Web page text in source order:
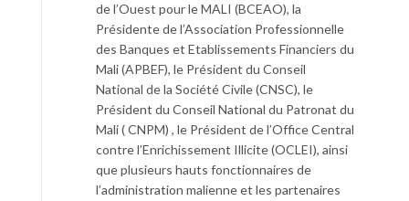
de l’Ouest pour le MALI (BCEAO), la
Présidente de l’Association Professionnelle
des Banques et Etablissements Financiers du
Mali (APBEF), le Président du Conseil
National de la Société Civile (CNSC), le
Président du Conseil National du Patronat du
Mali ( CNPM) , le Président de l’Office Central
contre l’Enrichissement Illicite (OCLEI), ainsi
que plusieurs hauts fonctionnaires de
l’administration malienne et les partenaires